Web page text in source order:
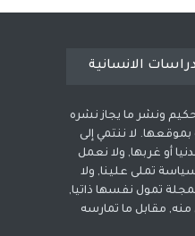
الانسانية
ونشر ما يجاز نشره
لا ننتمي إلى
أو غربها, ولا نعمل
تملى علينا, ولا
تمول نفسها ذاتيا,
منه, مقابل ما تمارسه